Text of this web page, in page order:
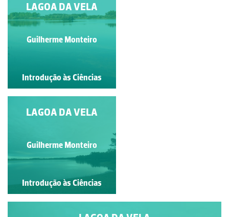
LAGOA DA VELA
Guilherme Monteiro
Introdução às Ciências
LAGOA DA VELA
Guilherme Monteiro
Introdução às Ciências
LAGOA DA VELA
Guilherme Monteiro
Introdução às Ciências
LAGOA DA VELA
Guilherme Monteiro
Introdução às Ciências